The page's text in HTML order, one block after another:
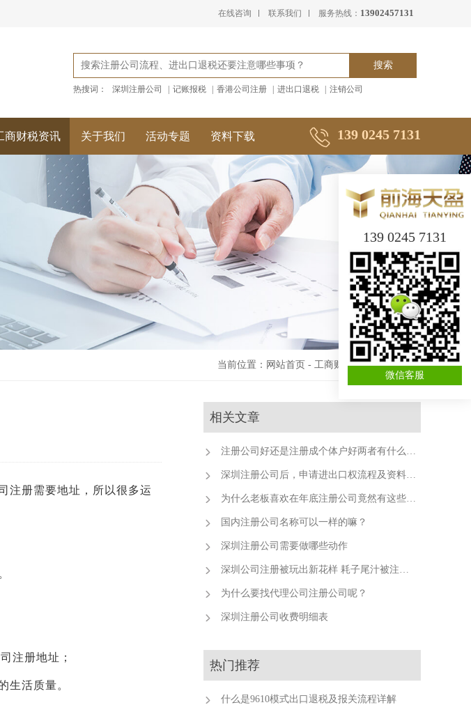
在线咨询 联系我们 服务热线： 13902457131
热搜词： 深圳注册公司 记账报税 香港公司注册 进出口退税 注销公司
商财税资讯 关于我们 活动专题 资料下载 139 0245 7131
当前位置： 网站首页 - 工商财税资讯-公司注册
注册需要地址，所以很多运
注册地址；
生活质量。
相关文章
注册公司好还是注册成个体户好两者有什么区别
深圳注册公司后，申请进出口权流程及资料清单
为什么老板喜欢在年底注册公司竟然有这些好处！
国内注册公司名称可以一样的嘛？
深圳注册公司需要做哪些动作
深圳公司注册被玩出新花样 耗子尾汁被注册公司
为什么要找代理公司注册公司呢？
深圳注册公司收费明细表
热门推荐
什么是9610模式出口退税及报关流程详解
139 0245 7131
微信客服